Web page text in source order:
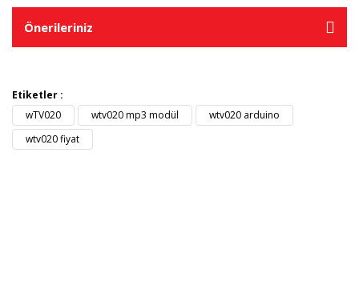
Önerileriniz
Etiketler :
wTV020
wtv020 mp3 modül
wtv020 arduino
wtv020 fiyat